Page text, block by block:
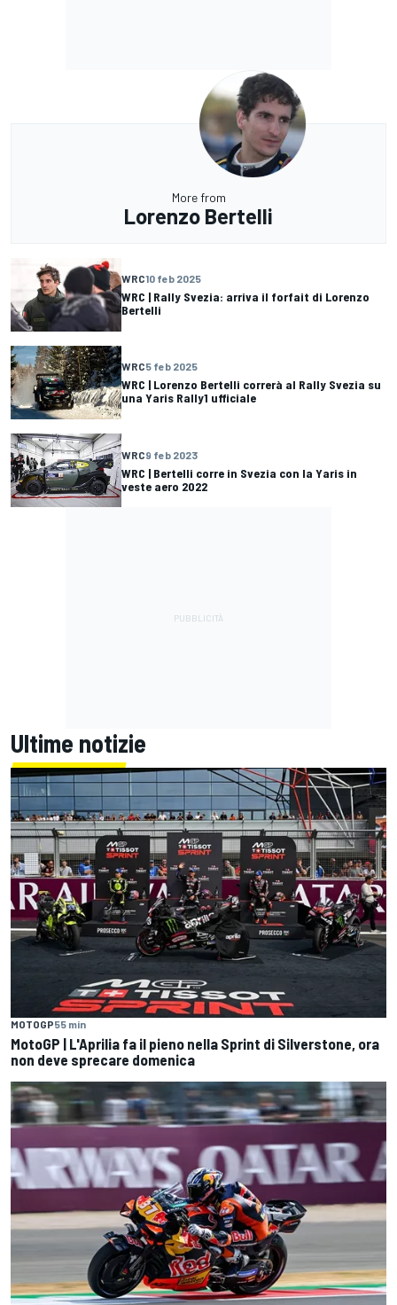
More from
Lorenzo Bertelli
WRC10 feb 2025
WRC | Rally Svezia: arriva il forfait di Lorenzo
Bertelli
WRC5 feb 2025
WRC | Lorenzo Bertelli correrà al Rally Svezia su
una Yaris Rally1 ufficiale
WRC9 feb 2023
WRC | Bertelli corre in Svezia con la Yaris in
veste aero 2022
Ultime notizie
MOTOGP55 min
MotoGP | L'Aprilia fa il pieno nella Sprint di Silverstone, ora
non deve sprecare domenica